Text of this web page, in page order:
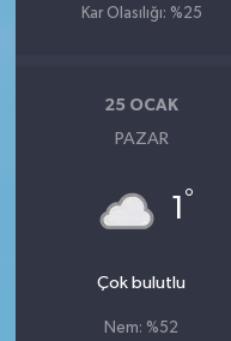
Kar Olasılığı: %25
25 OCAK
PAZAR
1 °
Çok bulutlu
Nem: %52